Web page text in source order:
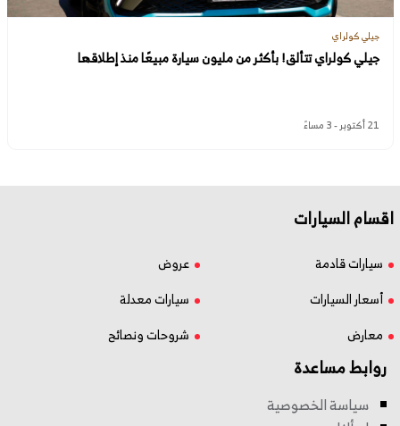
جيلي كولراي
جيلي كولراي تتألق! بأكثر من مليون سيارة مبيعًا منذ إطلاقها
21 أكتوبر - 3 مساءً
اقسام السيارات
سيارات قادمة
عروض
أسعار السيارات
سيارات معدلة
معارض
شروحات ونصائح
روابط مساعدة
سياسة الخصوصية